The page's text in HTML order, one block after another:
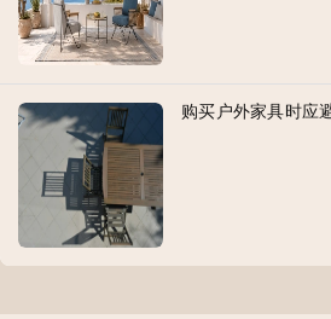
购买户外家具时应